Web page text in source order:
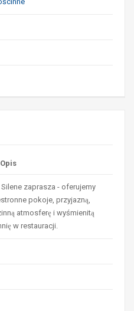
Opis
zaprasza - oferujemy
pokoje, przyjazną,
atmosferę i wyśmienitą
w restauracji.